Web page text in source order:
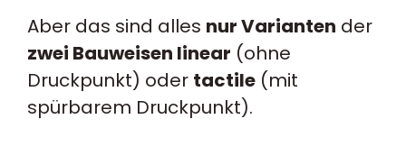
Aber das sind alles nur Varianten der
zwei Bauweisen linear (ohne
Druckpunkt) oder tactile (mit
spürbarem Druckpunkt).